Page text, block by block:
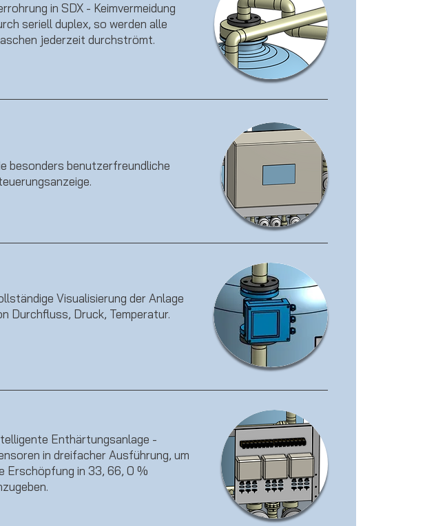
in SDX - Keimvermeidung
seriell duplex, so werden alle
jederzeit durchströmt.
besonders benutzerfreundliche
Visualisierung der Anlage
Durchfluss, Druck, Temperatur.
Enthärtungsanlage -
in dreifacher Ausführung, um
Erschöpfung in 33, 66, 0 %